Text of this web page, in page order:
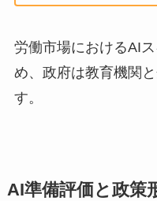
労働市場におけるAI
め、政府は教育機関
す。
AI準備評価と政策